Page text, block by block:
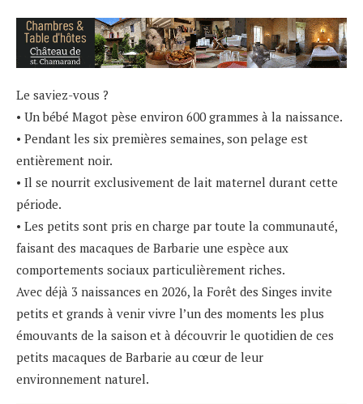
Le saviez-vous ?
• Un bébé Magot pèse environ 600 grammes à la naissance.
• Pendant les six premières semaines, son pelage est
entièrement noir.
• Il se nourrit exclusivement de lait maternel durant cette
période.
• Les petits sont pris en charge par toute la communauté,
faisant des macaques de Barbarie une espèce aux
comportements sociaux particulièrement riches.
Avec déjà 3 naissances en 2026, la Forêt des Singes invite
petits et grands à venir vivre l’un des moments les plus
émouvants de la saison et à découvrir le quotidien de ces
petits macaques de Barbarie au cœur de leur
environnement naturel.